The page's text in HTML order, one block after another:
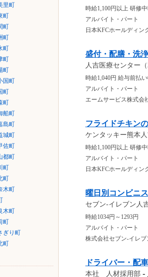
里町
町
町
町
町
町
町
国町
町
町
船町
島町
城町
佐町
都町
町
町
木町
木町
町
ぎり町
町
時給1,100円以上 研修
アルバイト・パート
日本KFCホールディン
盛付・配膳・洗
人吉医療センター（
時給1,040円 給与前払
アルバイト・パート
エームサービス株式会
フライドチキン
ケンタッキー熊本
時給1,100円以上 研修
アルバイト・パート
日本KFCホールディン
曜日別コンビニ
セブン-イレブン人
時給1034円～1293円
アルバイト・パート
株式会社セブン-イレブ
ドライバー・配
本社 人材採用部 -